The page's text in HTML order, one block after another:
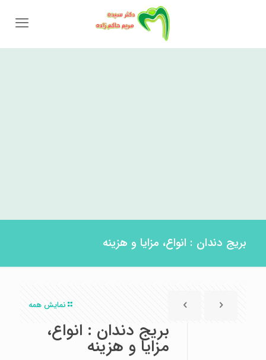
بریج دندان : انواع، مزایا و هزینه
نمایش همه
بریج دندان : انواع،
مزایا و هزینه